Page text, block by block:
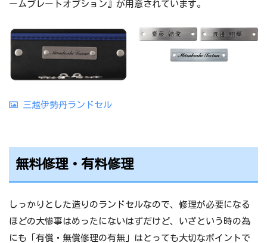
ームプレートオプション』が用意されています。
三越伊勢丹ランドセル
無料修理・有料修理
しっかりとした造りのランドセルなので、修理が必要になる
ほどの大惨事はめったにないはずだけど、いざという時の為
にも「有償・無償修理の有無」はとっても大切なポイントで